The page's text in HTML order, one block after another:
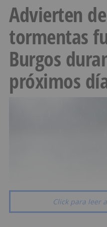
Advierten
tormentas
Burgos
próximos
Click para leer